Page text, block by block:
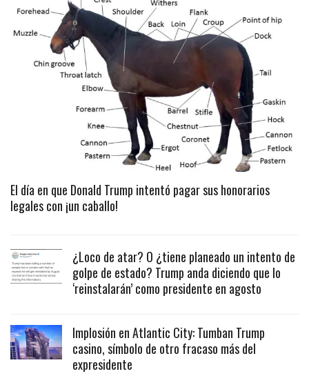
El día en que Donald Trump intentó pagar sus honorarios
legales con ¡un caballo!
¿Loco de atar? O ¿tiene planeado un intento de
golpe de estado? Trump anda diciendo que lo
‘reinstalarán’ como presidente en agosto
Implosión en Atlantic City: Tumban Trump
casino, símbolo de otro fracaso más del
expresidente